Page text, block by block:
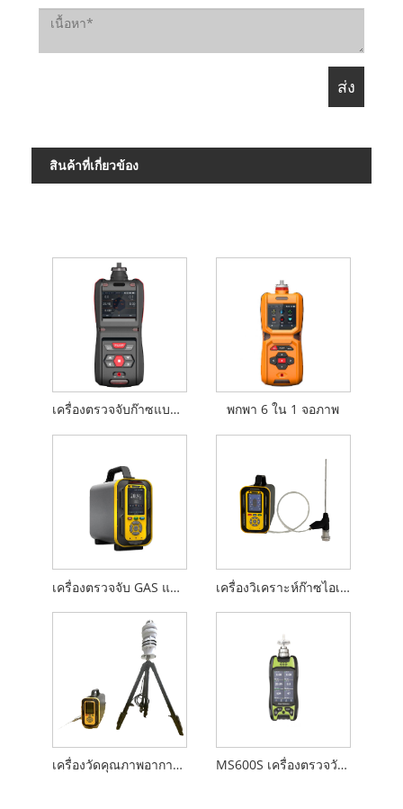
สินค้าที่เกี่ยวข้อง
เครื่องตรวจจับก๊าซแบบพกพา 5 ใน 1 เครื่อง พกพา 6 ใน 1 จอภาพ
เครื่องตรวจจับ GAS แบบพกพา เครื่องวิเคราะห์ก๊าซไอเสีย
เครื่องวัดคุณภาพอากาศแบบพกพา MS600S เครื่องตรวจวัดก๊าซแบบพกพา